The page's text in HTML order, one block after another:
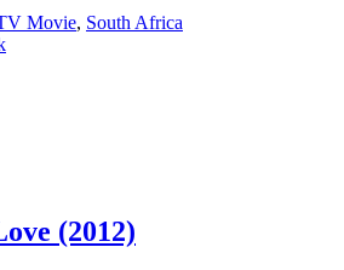
Movie, South Africa
(2012)